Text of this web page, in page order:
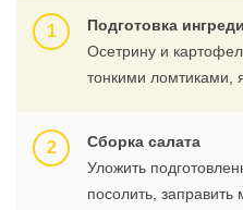
Подготовка
Осетрину и
тонкими ломтиками,
Сборка салата
Уложить
посолить,